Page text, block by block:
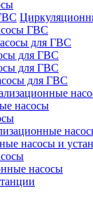
ГВС
для ГВС
для ГВС
для ГВС
для ГВС
насосы
насосы и
насосы